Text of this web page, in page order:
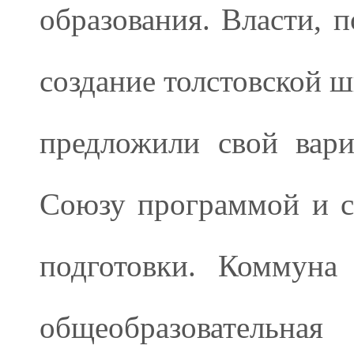
образования. Власти,
создание толстовской
предложили свой
Союзу программой и
подготовки.